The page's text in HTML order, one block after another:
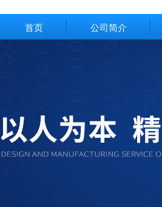
首页 公司简介